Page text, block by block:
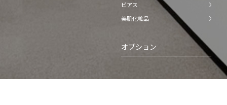
ピアス
美肌化粧品
オプション